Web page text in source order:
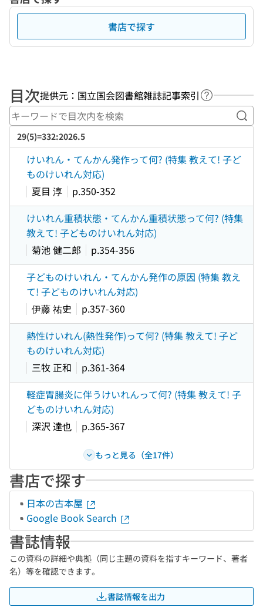
書店で探す
目次提供元：国立国会図書館雑誌記事索引 ヘルプペー
キ
29(5)=332:2026.5
けいれん・てんかん発作って何? (特集 教えて! 子ど
ものけいれん対応)
夏目 淳
p.350-352
けいれん重積状態・てんかん重積状態って何? (特集
教えて! 子どものけいれん対応)
菊池 健二郎
p.354-356
子どものけいれん・てんかん発作の原因 (特集 教え
て! 子どものけいれん対応)
伊藤 祐史
p.357-360
熱性けいれん(熱性発作)って何? (特集 教えて! 子ど
ものけいれん対応)
三牧 正和
p.361-364
軽症胃腸炎に伴うけいれんって何? (特集 教えて! 子
どものけいれん対応)
深沢 達也
p.365-367
もっと見る（全17件）
書店で探す
日本の古本屋
Google Book Search
書誌情報
この資料の詳細や典拠（同じ主題の資料を指すキーワード、著者
名）等を確認できます。
書誌情報を出力